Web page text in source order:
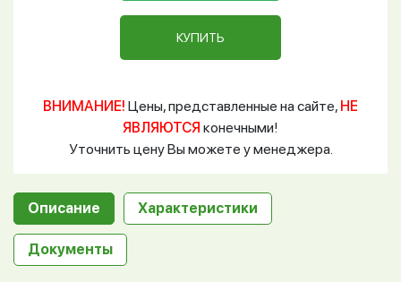
КУПИТЬ
ВНИМАНИЕ! Цены, представленные на сайте, НЕ
ЯВЛЯЮТСЯ конечными!
Уточнить цену Вы можете у менеджера.
Описание Характеристики
Документы